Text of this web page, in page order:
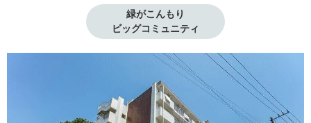
緑がこんもり
ビッグコミュニティ